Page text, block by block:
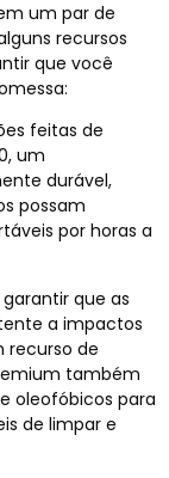
um par de
recursos
que você
feitas de
um
durável,
possam
​​por horas a
que as
a impactos
recurso de
também
oleofóbicos para
de limpar e